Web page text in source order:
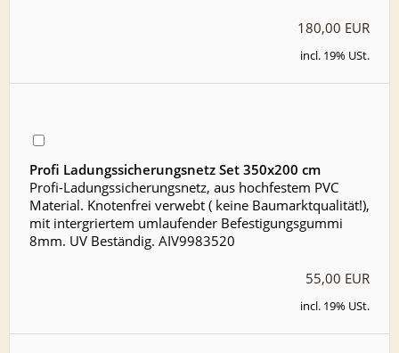
180,00 EUR
incl. 19% USt.
Profi Ladungssicherungsnetz Set 350x200 cm
Profi-Ladungssicherungsnetz, aus hochfestem PVC
Material. Knotenfrei verwebt ( keine Baumarktqualität!),
mit intergriertem umlaufender Befestigungsgummi
8mm. UV Beständig. AIV9983520
55,00 EUR
incl. 19% USt.